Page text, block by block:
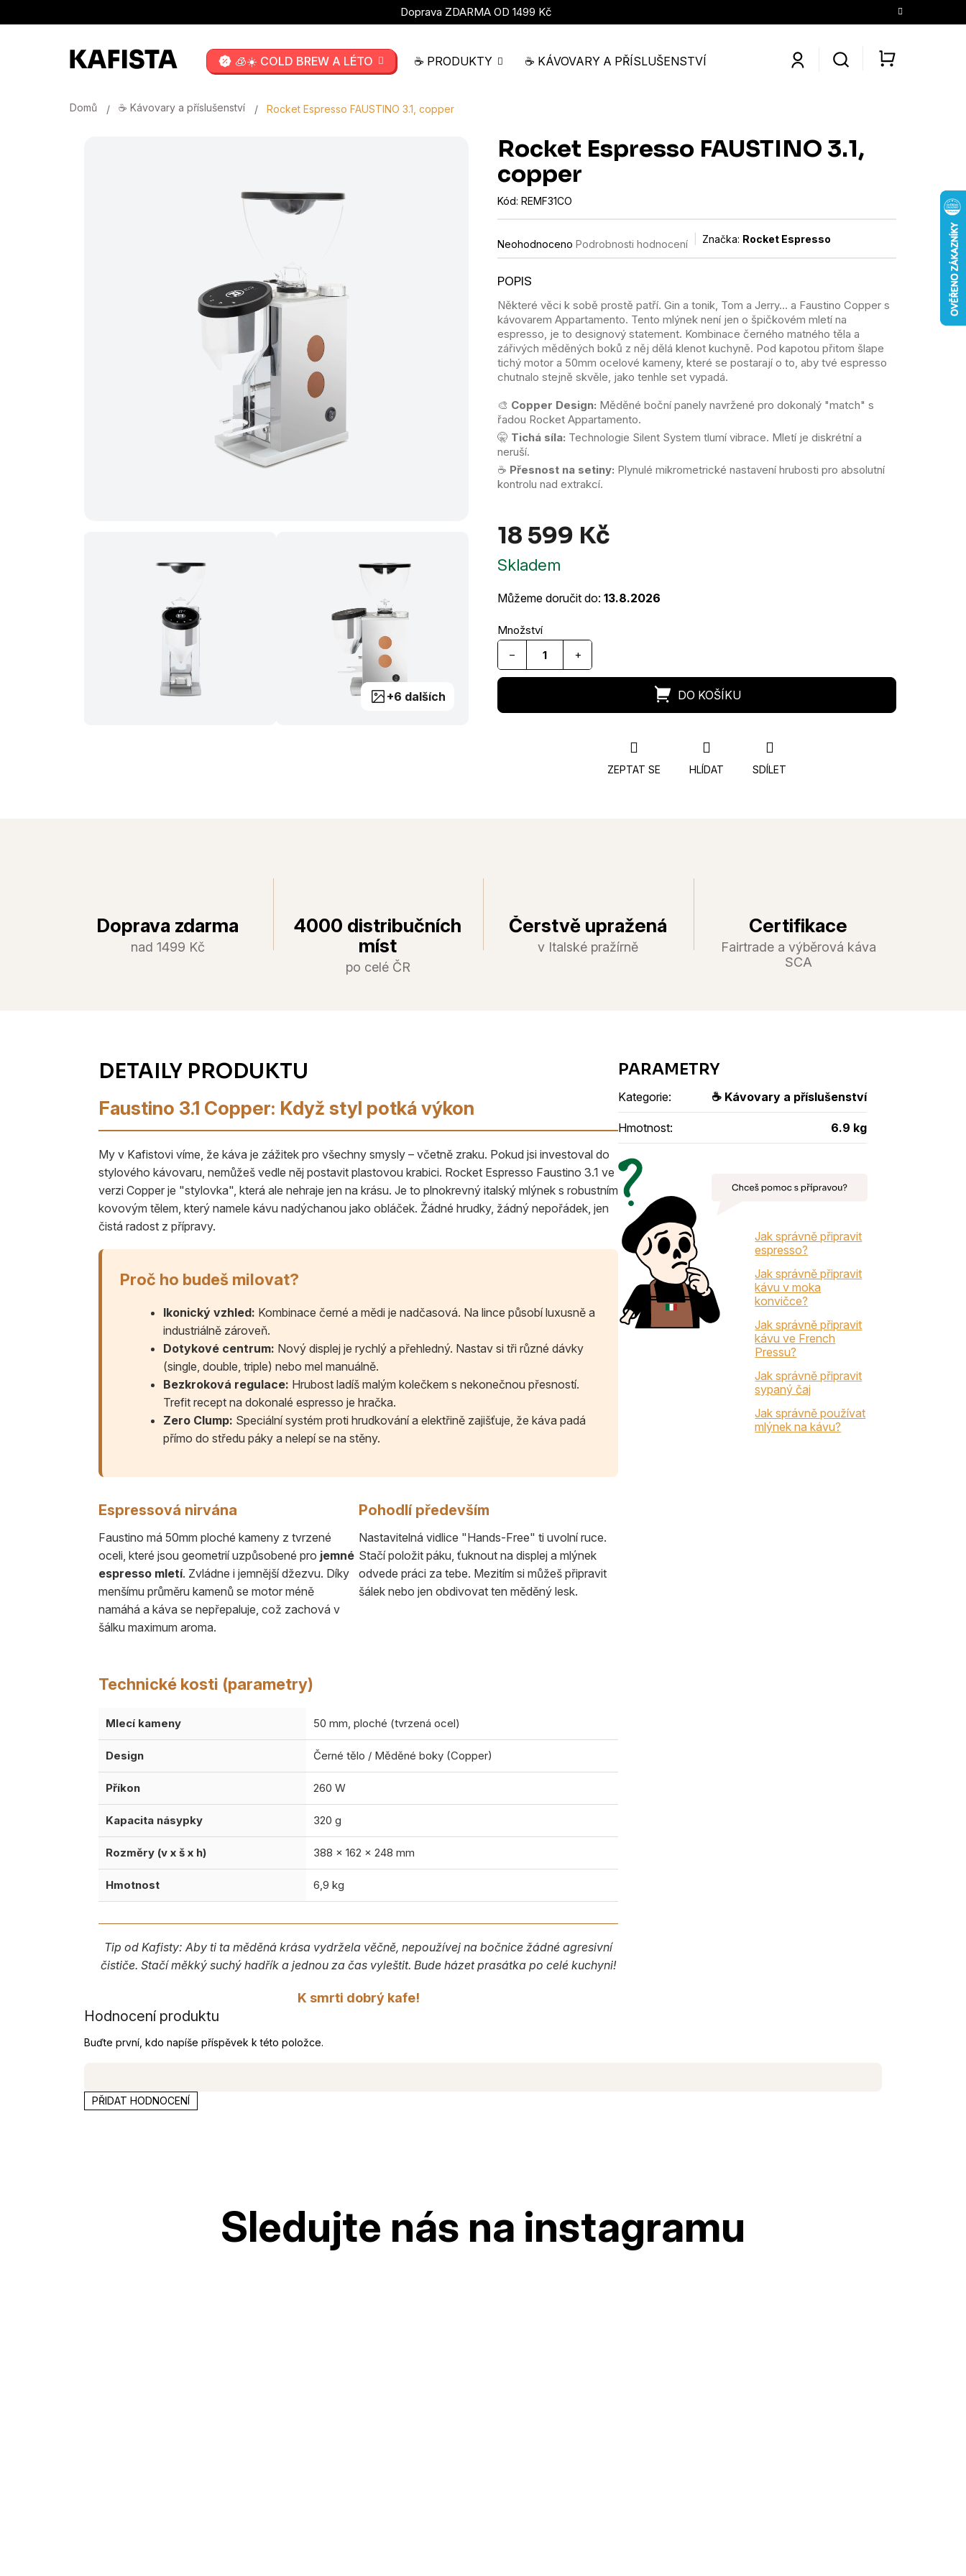
Doprava ZDARMA OD 1499 Kč
🧊☀️ COLD BREW A LÉTO ☕ PRODUKTY ☕ KÁVOVARY A PŘÍSLUŠENSTVÍ KONTAKTY O NÁS
Domů ☕ Kávovary a příslušenství Rocket Espresso FAUSTINO 3.1, copper
+6 dalších
Rocket Espresso FAUSTINO 3.1,
copper
Kód: REMF31CO
Průměrné
hodnocení
je
z
5
hvězdiček.
Neohodnoceno Podrobnosti hodnocení Značka: Rocket Espresso
Některé věci k sobě prostě patří. Gin a tonik, Tom a Jerry... a Faustino Copper s
kávovarem Appartamento. Tento mlýnek není jen o špičkovém mletí na
espresso, je to designový statement. Kombinace černého matného těla a
zářivých měděných boků z něj dělá klenot kuchyně. Pod kapotou přitom šlape
tichý motor a 50mm ocelové kameny, které se postarají o to, aby tvé espresso
chutnalo stejně skvěle, jako tenhle set vypadá.
🎨 Copper Design: Měděné boční panely navržené pro dokonalý "match" s
řadou Rocket Appartamento.
🤫 Tichá síla: Technologie Silent System tlumí vibrace. Mletí je diskrétní a
neruší.
☕ Přesnost na setiny: Plynulé mikrometrické nastavení hrubosti pro absolutní
kontrolu nad extrakcí.
18 599 Kč
Skladem
Můžeme doručit do: 13.8.2026
+
−
ZEPTAT SE HLÍDAT SDÍLET
Doprava zdarma
nad 1499 Kč
4000 distribučních
míst
po celé ČR
Čerstvě upražená
v Italské pražírně
Certifikace
Fairtrade a výběrová káva
SCA
Faustino 3.1 Copper: Když styl potká výkon
My v Kafistovi víme, že káva je zážitek pro všechny smysly – včetně zraku. Pokud jsi investoval do
stylového kávovaru, nemůžeš vedle něj postavit plastovou krabici. Rocket Espresso Faustino 3.1 ve
verzi Copper je "stylovka", která ale nehraje jen na krásu. Je to plnokrevný italský mlýnek s robustním
kovovým tělem, který namele kávu nadýchanou jako obláček. Žádné hrudky, žádný nepořádek, jen
čistá radost z přípravy.
Proč ho budeš milovat?
Ikonický vzhled: Kombinace černé a mědi je nadčasová. Na lince působí luxusně a
industriálně zároveň.
Dotykové centrum: Nový displej je rychlý a přehledný. Nastav si tři různé dávky
(single, double, triple) nebo mel manuálně.
Bezkroková regulace: Hrubost ladíš malým kolečkem s nekonečnou přesností.
Trefit recept na dokonalé espresso je hračka.
Zero Clump: Speciální systém proti hrudkování a elektřině zajišťuje, že káva padá
přímo do středu páky a nelepí se na stěny.
Espressová nirvána
Faustino má 50mm ploché kameny z tvrzené
oceli, které jsou geometrií uzpůsobené pro jemné
espresso mletí. Zvládne i jemnější džezvu. Díky
menšímu průměru kamenů se motor méně
namáhá a káva se nepřepaluje, což zachová v
šálku maximum aroma.
Pohodlí především
Nastavitelná vidlice "Hands-Free" ti uvolní ruce.
Stačí položit páku, ťuknout na displej a mlýnek
odvede práci za tebe. Mezitím si můžeš připravit
šálek nebo jen obdivovat ten měděný lesk.
Technické kosti (parametry)
Mlecí kameny 50 mm, ploché (tvrzená ocel)
Design Černé tělo / Měděné boky (Copper)
Příkon 260 W
Kapacita násypky 320 g
Rozměry (v x š x h) 388 x 162 x 248 mm
Hmotnost 6,9 kg
Tip od Kafisty: Aby ti ta měděná krása vydržela věčně, nepoužívej na bočnice žádné agresivní
čističe. Stačí měkký suchý hadřík a jednou za čas vyleštit. Bude házet prasátka po celé kuchyni!
K smrti dobrý kafe!
Kategorie: ☕ Kávovary a příslušenství
Hmotnost: 6.9 kg
Jak správně připravit
espresso?
Jak správně připravit
kávu v moka
konvičce?
Jak správně připravit
kávu ve French
Pressu?
Jak správně připravit
sypaný čaj
Jak správně používat
mlýnek na kávu?
Hodnocení produktu
Buďte první, kdo napíše příspěvek k této položce.
PŘIDAT HODNOCENÍ